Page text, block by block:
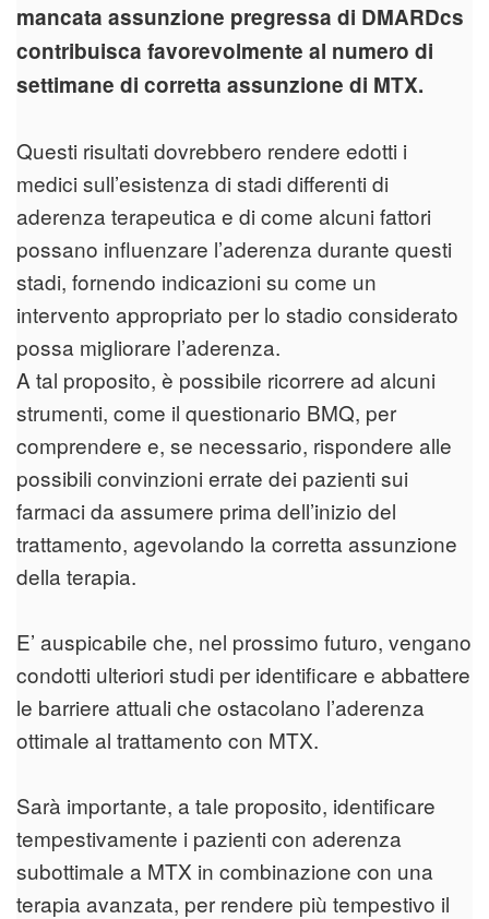
mancata assunzione pregressa di DMARDcs
contribuisca favorevolmente al numero di
settimane di corretta assunzione di MTX.
Questi risultati dovrebbero rendere edotti i
medici sull’esistenza di stadi differenti di
aderenza terapeutica e di come alcuni fattori
possano influenzare l’aderenza durante questi
stadi, fornendo indicazioni su come un
intervento appropriato per lo stadio considerato
possa migliorare l’aderenza.
A tal proposito, è possibile ricorrere ad alcuni
strumenti, come il questionario BMQ, per
comprendere e, se necessario, rispondere alle
possibili convinzioni errate dei pazienti sui
farmaci da assumere prima dell’inizio del
trattamento, agevolando la corretta assunzione
della terapia.
E’ auspicabile che, nel prossimo futuro, vengano
condotti ulteriori studi per identificare e abbattere
le barriere attuali che ostacolano l’aderenza
ottimale al trattamento con MTX.
Sarà importante, a tale proposito, identificare
tempestivamente i pazienti con aderenza
subottimale a MTX in combinazione con una
terapia avanzata, per rendere più tempestivo il